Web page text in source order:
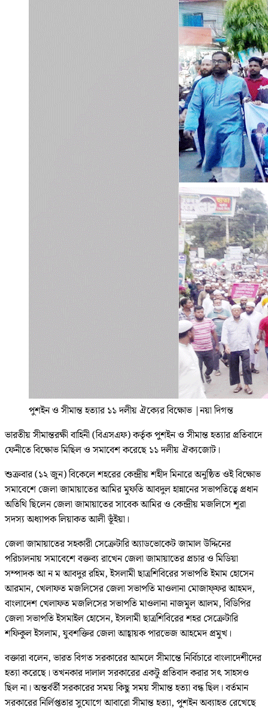
পুশইন ও সীমান্ত হত্যার ১১ দলীয় ঐক্যের বিক্ষোভ |নয়া দিগন্ত
ভারতীয় সীমান্তরক্ষী বাহিনী (বিএসএফ) কর্তৃক পুশইন ও সীমান্ত হত্যার প্রতিবাদে
ফেনীতে বিক্ষোভ মিছিল ও সমাবেশ করেছে ১১ দলীয় ঐক্যজোট।
শুক্রবার (১২ জুন) বিকেলে শহরের কেন্দ্রীয় শহীদ মিনারে অনুষ্ঠিত ওই বিক্ষোভ
সমাবেশে জেলা জামায়াতের আমির মুফতি আবদুল হান্নানের সভাপতিত্বে প্রধান
অতিথি ছিলেন জেলা জামায়াতের সাবেক আমির ও কেন্দ্রীয় মজলিসে শূরা
সদস্য অধ্যাপক লিয়াকত আলী ভূঁইয়া।
জেলা জামায়াতের সহকারী সেক্রেটারি অ্যাডভোকেট জামাল উদ্দিনের
পরিচালনায় সমাবেশে বক্তব্য রাখেন জেলা জামায়াতের প্রচার ও মিডিয়া
সম্পাদক আ ন ম আবদুর রহিম, ইসলামী ছাত্রশিবিরের সভাপতি ইমাম হোসেন
আরমান, খেলাফত মজলিসের জেলা সভাপতি মাওলানা মোজাফ্ফর আহমদ,
বাংলাদেশ খেলাফত মজলিসের সভাপতি মাওলানা নাজমুল আলম, বিডিপির
জেলা সভাপতি ইসমাইল হোসেন, ইসলামী ছাত্রশিবিরের শহর সেক্রেটারি
শফিকুল ইসলাম, যুবশক্তির জেলা আহ্বায়ক পারভেজ আহমেদ প্রমুখ।
বক্তারা বলেন, ভারত বিগত সরকারের আমলে সীমান্তে নির্বিচারে বাংলাদেশীদের
হত্যা করেছে। তখনকার দালাল সরকারের একটু প্রতিবাদ করার সৎ সাহস‌ও
ছিল না। অন্তর্বর্তী সরকারের সময় কিছু সময় সীমান্ত হত্যা বন্ধ ছিল। বর্তমান
সরকারের নির্লিপ্ততার সুযোগে আবারো সীমান্ত হত্যা, পুশইন অব্যাহত রেখেছে